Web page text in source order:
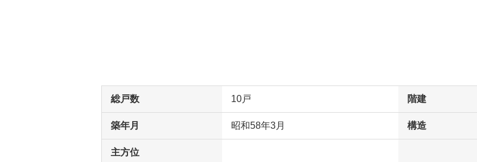
総戸数 10戸 階建
築年月 昭和58年3月 構造
主方位